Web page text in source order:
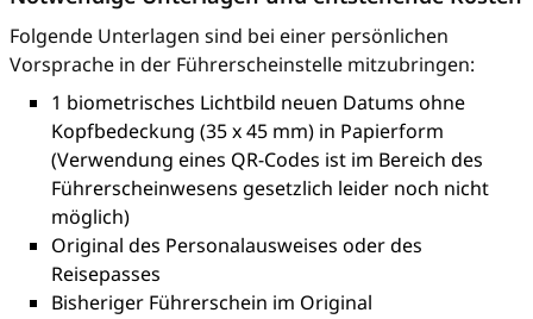
Folgende Unterlagen sind bei einer persönlichen
Vorsprache in der Führerscheinstelle mitzubringen:
1 biometrisches Lichtbild neuen Datums ohne
Kopfbedeckung (35 x 45 mm) in Papierform
(Verwendung eines QR-Codes ist im Bereich des
Führerscheinwesens gesetzlich leider noch nicht
möglich)
Original des Personalausweises oder des
Reisepasses
Bisheriger Führerschein im Original